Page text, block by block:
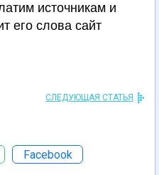
источникам и
его слова сайт
СЛЕДУЮЩАЯ СТАТЬЯ
Facebook